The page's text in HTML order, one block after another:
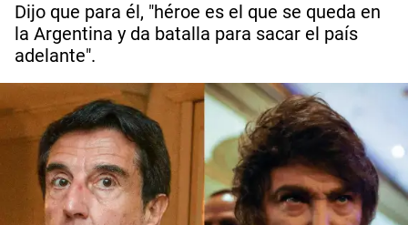
Dijo que para él, "héroe es el que se queda en
la Argentina y da batalla para sacar el país
adelante".